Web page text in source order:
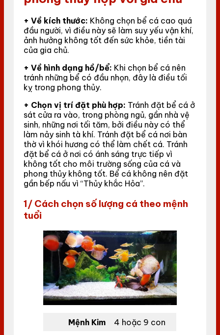
+ Về kích thước: Không chọn bể cá cao quá
đầu người, vì điều này sẽ làm suy yếu vận khí,
ảnh hưởng không tốt đến sức khỏe, tiền tài
của gia chủ.
+ Về hình dạng hồ/bể: Khi chọn bể cá nên
tránh những bể có đầu nhọn, đây là điều tối
kỵ trong phong thủy.
+ Chọn vị trí đặt phù hợp: Tránh đặt bể cá ở
sát cửa ra vào, trong phòng ngủ, gần nhà vệ
sinh, những nơi tối tăm, bởi điều này có thể
làm nảy sinh tà khí. Tránh đặt bể cá nơi bàn
thờ vì khói hương có thể làm chết cá. Tránh
đặt bể cá ở nơi có ánh sáng trực tiếp vì
không tốt cho môi trường sống của cá và
phong thủy không tốt. Bể cá không nên đặt
gần bếp nấu vì “Thủy khắc Hỏa”.
1/ Cách chọn số lượng cá theo mệnh
tuổi
Mệnh Kim 4 hoặc 9 con